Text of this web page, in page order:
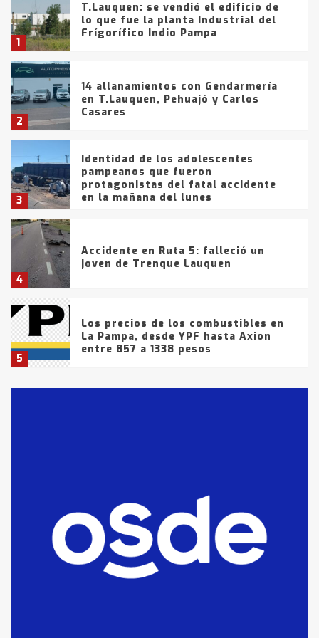
1
T.Lauquen: se vendió el edificio de
lo que fue la planta Industrial del
Frígorífico Indio Pampa
2
14 allanamientos con Gendarmería
en T.Lauquen, Pehuajó y Carlos
Casares
3
Identidad de los adolescentes
pampeanos que fueron
protagonistas del fatal accidente
en la mañana del lunes
4
Accidente en Ruta 5: falleció un
joven de Trenque Lauquen
5
Los precios de los combustibles en
La Pampa, desde YPF hasta Axion
entre 857 a 1338 pesos
fueron detenidos por
comercialización de drogas en la
tarde del sábado
T.Lauquen: se vendió el edificio de
lo que fue la planta Industrial del